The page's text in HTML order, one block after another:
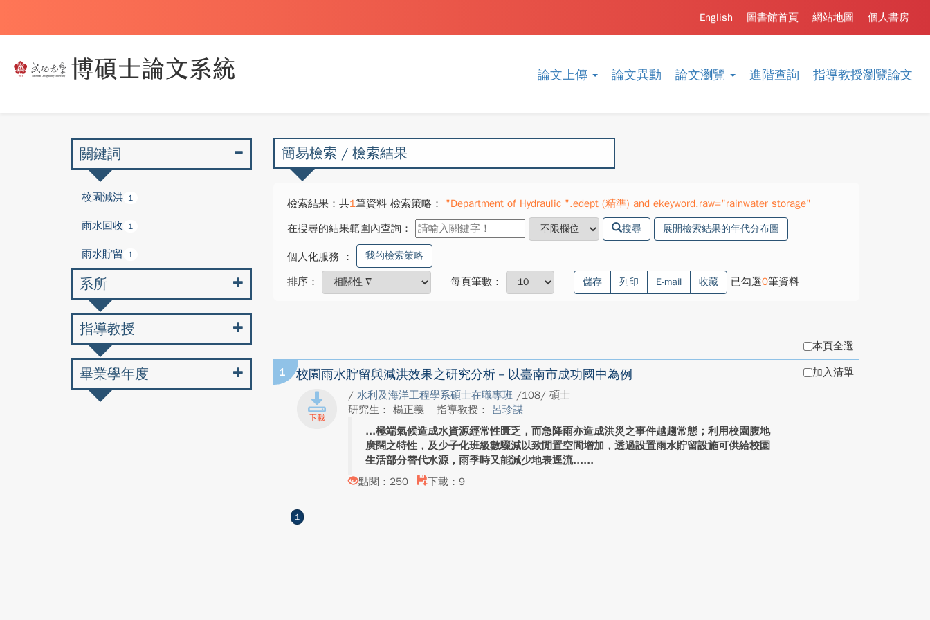
論文上傳 論文異動 論文瀏覽 進階查詢 指導教授瀏覽論文
個人書房
網站地圖
圖書館首頁
English
簡易檢索 / 檢索結果
檢索結果：共1筆資料 檢索策略：
"Department of Hydraulic ".edept (精準) and ekeyword.raw="rainwater storage"
在搜尋的結果範圍內查詢：
搜尋 展開檢索結果的年代分布圖
個人化服務 ： 我的檢索策略
排序： 每頁筆數： 儲存 列印 E-mail 收藏 已勾選0筆資料
本頁全選
1 校園雨水貯留與減洪效果之研究分析－以臺南市成功國中為例
/ 水利及海洋工程學系碩士在職專班 /108/ 碩士
研究生： 楊正義
指導教授： 呂珍謀
極端氣候造成水資源經常性匱乏，而急降雨亦造成洪災之事件越趨常態；利用校園腹地
廣闊之特性，及少子化班級數驟減以致閒置空間增加，透過設置雨水貯留設施可供給校園
生活部分替代水源，雨季時又能減少地表逕流...
點閱：250
下載：9
加入清單
1
關鍵詞
校園減洪 1
雨水回收 1
雨水貯留 1
系所
指導教授
畢業學年度